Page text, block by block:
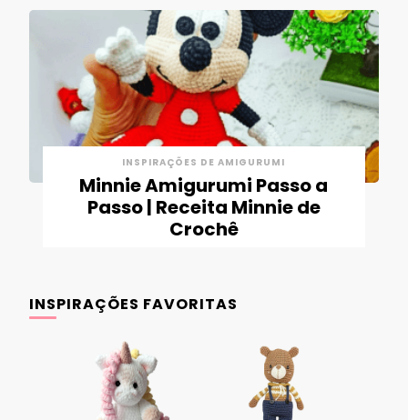
INSPIRAÇÕES DE AMIGURUMI
Minnie Amigurumi Passo a
Passo | Receita Minnie de
Crochê
INSPIRAÇÕES FAVORITAS